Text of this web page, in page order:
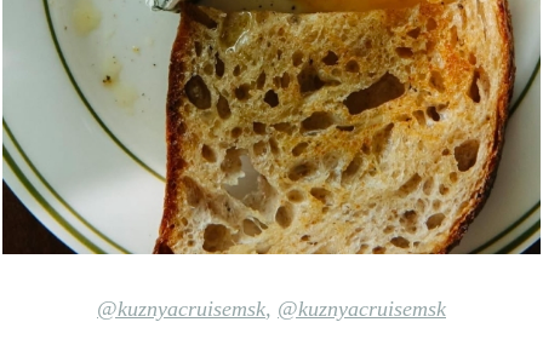
@kuznyacruisemsk, @kuznyacruisemsk